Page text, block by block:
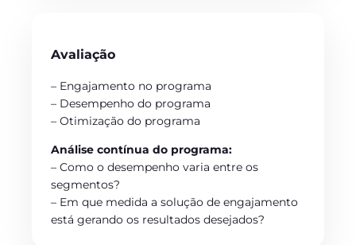
Avaliação
– Engajamento no programa
– Desempenho do programa
– Otimização do programa
Análise contínua do programa:
– Como o desempenho varia entre os
segmentos?
– Em que medida a solução de engajamento
está gerando os resultados desejados?